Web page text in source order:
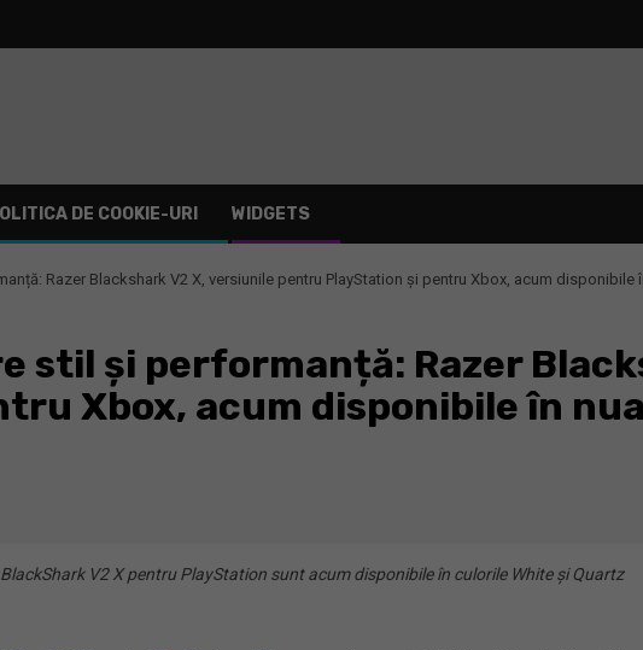
DE COOKIE-URI WIDGETS
Razer Blackshark V2 X, versiunile pentru PlayStation și pentru Xbox, acum disponibile
stil și performanță: Razer
Xbox, acum disponibile în
V2 X pentru PlayStation sunt acum disponibile în culorile White și Quartz